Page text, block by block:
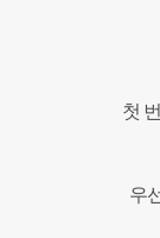
첫
우